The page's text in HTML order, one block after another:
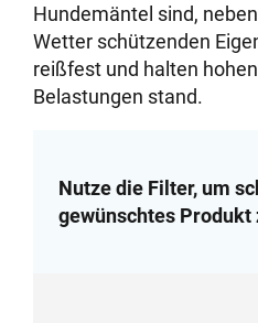
Hundemäntel sind,
Wetter schützenden
reißfest und halten
Belastungen stand.
Nutze die Filter, um
gewünschtes Produkt